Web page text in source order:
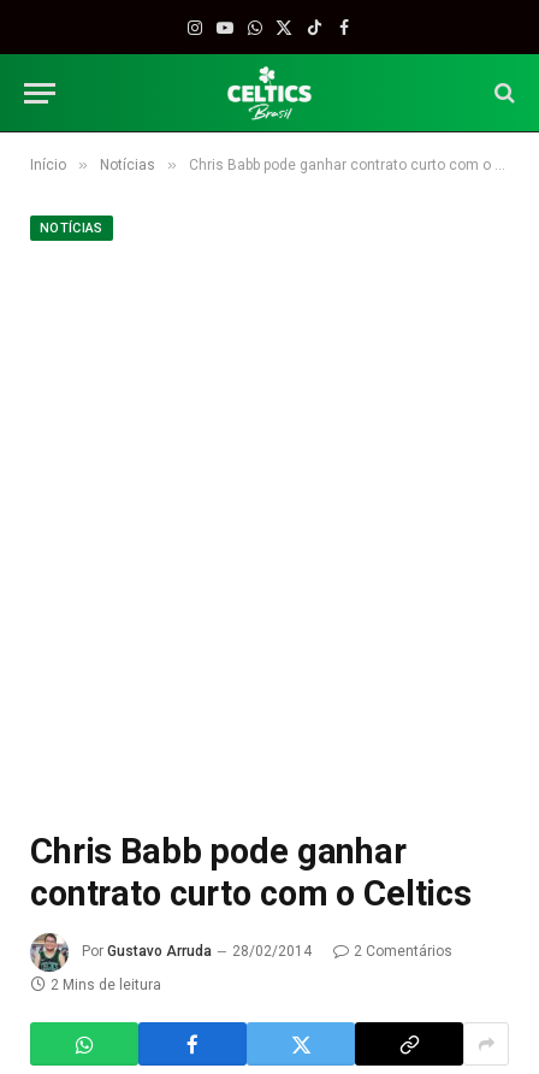
Instagram
YouTube
WhatsApp
X
TikTokFacebook
Início » Notícias » Chris Babb pode ganhar contrato curto com o Celtics
NOTÍCIAS
Chris Babb pode ganhar
contrato curto com o Celtics
Por Gustavo Arruda 28/02/2014
2 Comentários
2 Mins de leitura